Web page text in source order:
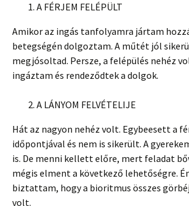
A FÉRJEM FELÉPÜLT
Amikor az ingás tanfolyamra jártam
betegségén dolgoztam. A műtét jól
megjósoltad. Persze, a felépülés nehéz
ingáztam és rendeződtek a dolgok.
A LÁNYOM FELVÉTELIJE
Hát az nagyon nehéz volt. Egybeesett a
időpontjával és nem is sikerült. A
is. De menni kellett előre, mert feladat
mégis elment a következő lehetőségre.
biztattam, hogy a bioritmus összes
volt.